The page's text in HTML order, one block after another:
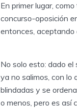
En primer lugar,
concurso-oposición
entonces, aceptando
No solo esto: dado
ya no salimos, con lo
blindadas y se
o menos, pero es así